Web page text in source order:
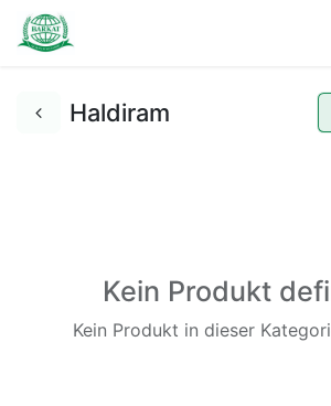
Haldiram
Kein Produkt
Kein Produkt in dieser